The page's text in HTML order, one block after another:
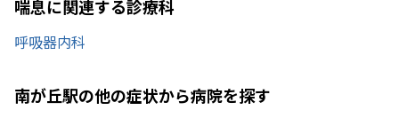
喘息に関連する診療科
呼吸器内科
南が丘駅の他の症状から病院を探す